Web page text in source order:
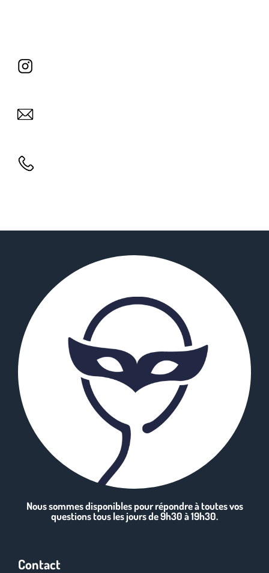
Nous sommes disponibles pour répondre à toutes vos
questions tous les jours de 9h30 à 19h30.
Contact